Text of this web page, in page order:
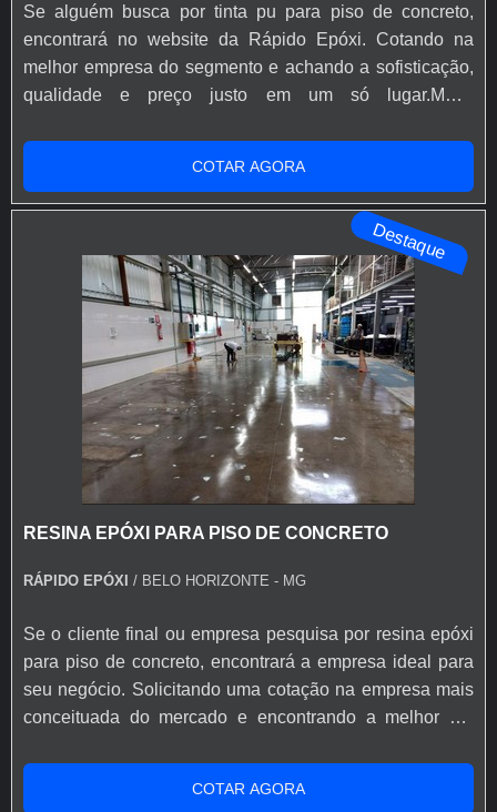
Se alguém busca por tinta pu para piso de concreto,
encontrará no website da Rápido Epóxi. Cotando na
melhor empresa do segmento e achando a sofisticação,
qualidade e preço justo em um só lugar.MAIS
CONCRETOQuem está à procura de tinta pu para piso
de concreto em uma corporação inovadora, chega até a
Rápido Epóxi. A empresa tem em seu escopo resina
epóxi autonivelante transparente e tinta para asf...
COTAR AGORA
Destaque
RESINA EPÓXI PARA PISO DE CONCRETO
RÁPIDO EPÓXI / BELO HORIZONTE - MG
Se o cliente final ou empresa pesquisa por resina epóxi
para piso de concreto, encontrará a empresa ideal para
seu negócio. Solicitando uma cotação na empresa mais
conceituada do mercado e encontrando a melhor em
resina epóxi para piso de concreto, com os profissionais
especializados da Rápido Epóxi o cliente conseguirá
COTAR AGORA